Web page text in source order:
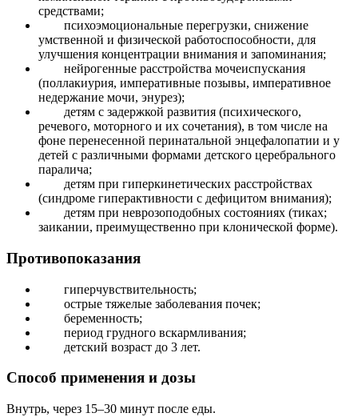
средствами;
психоэмоциональные перегрузки, снижение
умственной и физической работоспособности, для
улучшения концентрации внимания и запоминания;
нейрогенные расстройства мочеиспускания
(поллакиурия, императивные позывы, императивное
недержание мочи, энурез);
детям с задержкой развития (психического,
речевого, моторного и их сочетания), в том числе на
фоне перенесенной перинатальной энцефалопатии и у
детей с различными формами детского церебрального
паралича;
детям при гиперкинетических расстройствах
(синдроме гиперактивности с дефицитом внимания);
детям при неврозоподобных состояниях (тиках;
заикании, преимущественно при клонической форме).
Противопоказания
гиперчувствительность;
острые тяжелые заболевания почек;
беременность;
период грудного вскармливания;
детский возраст до 3 лет.
Способ применения и дозы
Внутрь, через 15–30 минут после еды.